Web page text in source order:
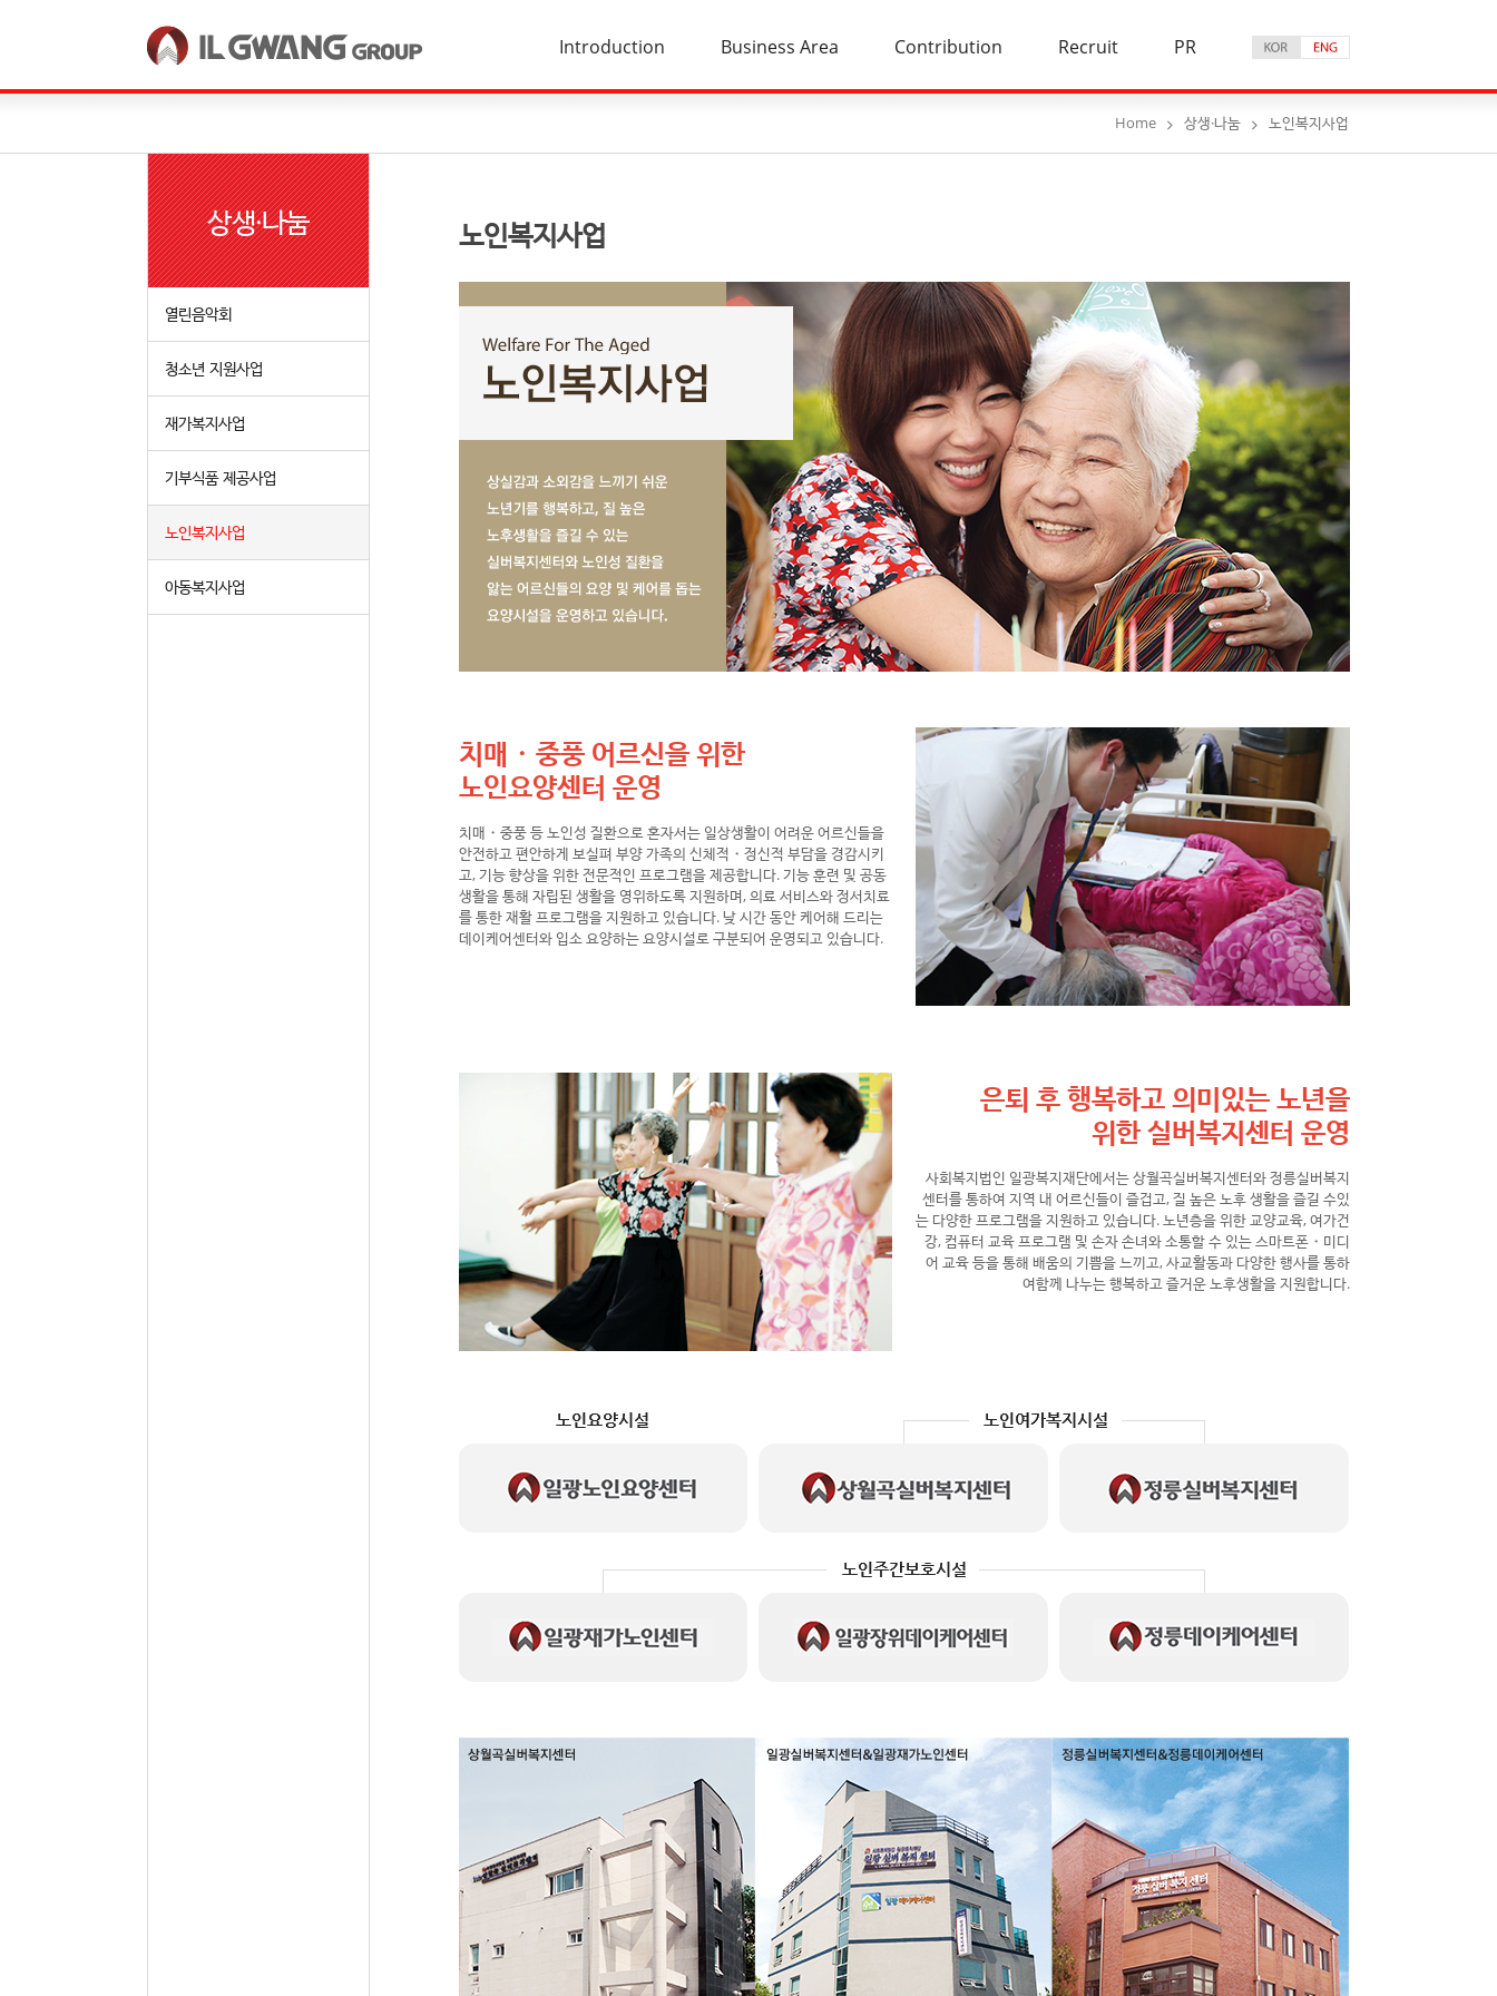
한국어 English Introduction Business Area Contribution Recruit PR
Home 상생·나눔 노인복지사업
상생·나눔
열린음악회
청소년 지원사업
재가복지사업
기부식품 제공사업
노인복지사업
아동복지사업
노인복지사업
치매・중풍 어르신을 위한
노인요양센터 운영
치매・중풍 등 노인성 질환으로 혼자서는 일상생활이 어려운 어르신들을
안전하고 편안하게 보실펴 부양 가족의 신체적・정신적 부담을 경감시키
고, 기능 향상을 위한 전문적인 프로그램을 제공합니다. 기능 훈련 및 공동
생활을 통해 자립된 생활을 영위하도록 지원하며, 의료 서비스와 정서치료
를 통한 재활 프로그램을 지원하고 있습니다. 낮 시간 동안 케어해 드리는
데이케어센터와 입소 요양하는 요양시설로 구분되어 운영되고 있습니다.
은퇴 후 행복하고 의미있는 노년을
위한 실버복지센터 운영
사회복지법인 일광복지재단에서는 상월곡실버복지센터와 정릉실버복지
센터를 통하여 지역 내 어르신들이 즐겁고, 질 높은 노후 생활을 즐길 수있
는 다양한 프로그램을 지원하고 있습니다. 노년층을 위한 교양교육, 여가건
강, 컴퓨터 교육 프로그램 및 손자 손녀와 소통할 수 있는 스마트폰・미디
어 교육 등을 통해 배움의 기쁨을 느끼고, 사교활동과 다양한 행사를 통하
여함께 나누는 행복하고 즐거운 노후생활을 지원합니다.